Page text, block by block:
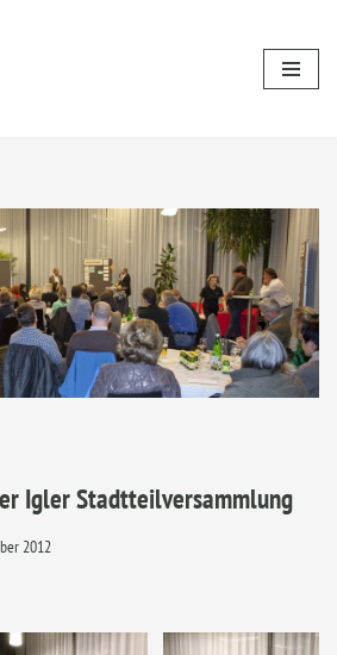
Igler Stadtteilversammlung
2012